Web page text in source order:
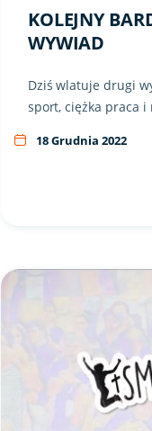
KOLEJNY
WYWIAD
Dziś wlatuje drugi
sport, ciężka praca i
18 Grudnia 2022
Link do artykułu